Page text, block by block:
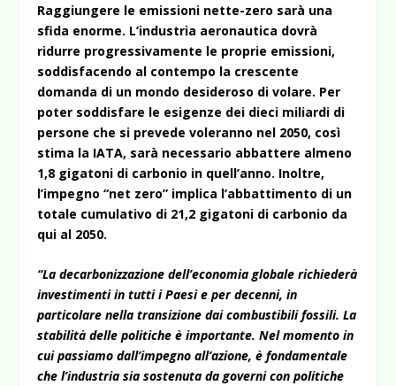
Raggiungere le emissioni nette-zero sarà una
sfida enorme. L’industria aeronautica dovrà
ridurre progressivamente le proprie emissioni,
soddisfacendo al contempo la crescente
domanda di un mondo desideroso di volare. Per
poter soddisfare le esigenze dei dieci miliardi di
persone che si prevede voleranno nel 2050, così
stima la IATA, sarà necessario abbattere almeno
1,8 gigatoni di carbonio in quell’anno. Inoltre,
l’impegno “net zero” implica l’abbattimento di un
totale cumulativo di 21,2 gigatoni di carbonio da
qui al 2050.
“La decarbonizzazione dell’economia globale richiederà
investimenti in tutti i Paesi e per decenni, in
particolare nella transizione dai combustibili fossili. La
stabilità delle politiche è importante. Nel momento in
cui passiamo dall’impegno all’azione, è fondamentale
che l’industria sia sostenuta da governi con politiche